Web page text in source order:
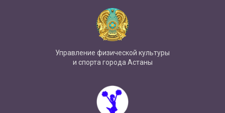
Управление физической культуры
и спорта города Астаны